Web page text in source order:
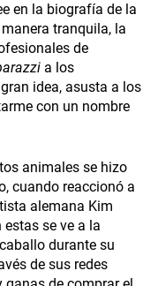
en la biografía de la
tranquila, la
de
a los
idea, asusta a los
con un nombre
animales se hizo
cuando reaccionó a
alemana Kim
se ve a la
durante su
de sus redes